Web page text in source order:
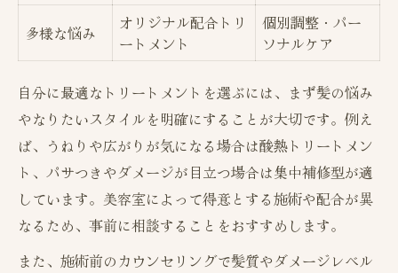
多様な悩み
オリジナル配合トリ
ートメント
個別調整・パー
ソナルケア
自分に最適なトリートメントを選ぶには、まず髪の悩み
やなりたいスタイルを明確にすることが大切です。例え
ば、うねりや広がりが気になる場合は酸熱トリートメン
ト、パサつきやダメージが目立つ場合は集中補修型が適
しています。美容室によって得意とする施術や配合が異
なるため、事前に相談することをおすすめします。
また、施術前のカウンセリングで髪質やダメージレベル